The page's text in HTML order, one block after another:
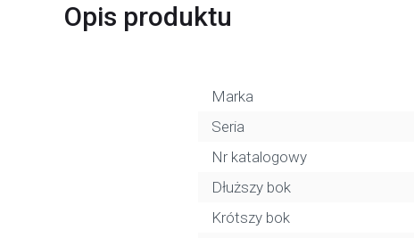
Opis produktu
Marka
Seria
Nr katalogowy
Dłuższy bok
Krótszy bok